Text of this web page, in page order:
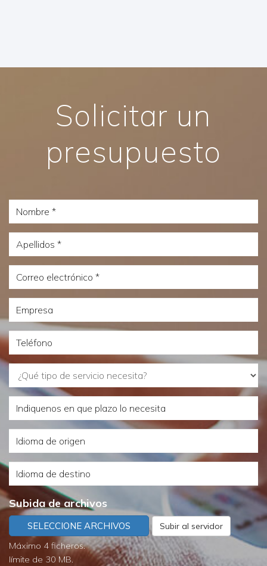
Solicitar un
presupuesto
Nombre
Apellidos
Correo
electrónico
Empresa
Teléfono
¿Qué
tipo
de
necesita?
Indiquenos
en
que
lo
necesita
Idioma
de
origen
Idioma
de
destino
Subida de archivos
SELECCIONE ARCHIVOS
Subir al servidor
Máximo 4 ficheros.
límite de 30 MB.